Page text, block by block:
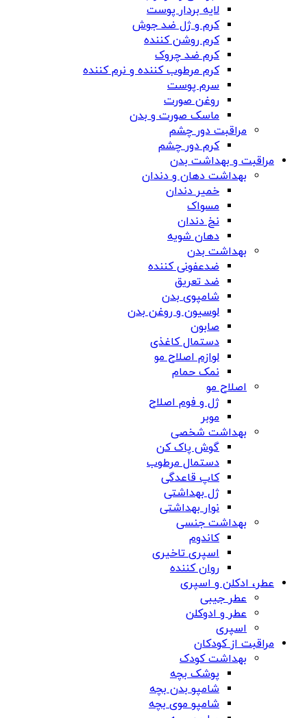
لایه بردار پوست
کرم و ژل ضد جوش
کرم روشن کننده
کرم ضد چروک
کرم مرطوب کننده و نرم کننده
سرم پوست
روغن صورت
ماسک صورت و بدن
مراقبت دور چشم
کرم دور چشم
مراقبت و بهداشت بدن
بهداشت دهان و دندان
خمیر دندان
مسواک
نخ دندان
دهان شویه
بهداشت بدن
ضدعفونی کننده
ضد تعریق
شامپوی بدن
لوسیون و روغن بدن
صابون
دستمال کاغذی
لوازم اصلاح مو
نمک حمام
اصلاح مو
ژل و فوم اصلاح
موبر
بهداشت شخصی
گوش پاک کن
دستمال مرطوب
کاپ قاعدگی
ژل بهداشتی
نوار بهداشتی
بهداشت جنسی
کاندوم
اسپری تاخیری
روان کننده
عطر، ادکلن و اسپری
عطر جیبی
عطر و ادوکلن
اسپری
مراقبت از کودکان
بهداشت کودک
پوشک بچه
شامپو بدن بچه
شامپو موی بچه